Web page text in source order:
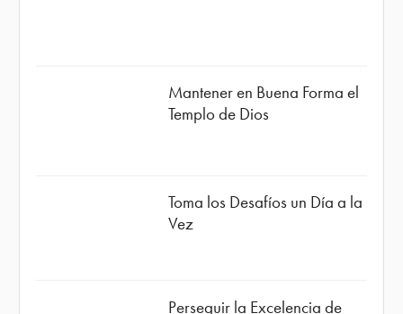
Mantener en Buena Forma el
Templo de Dios
Toma los Desafíos un Día a la
Vez
Perseguir la Excelencia de